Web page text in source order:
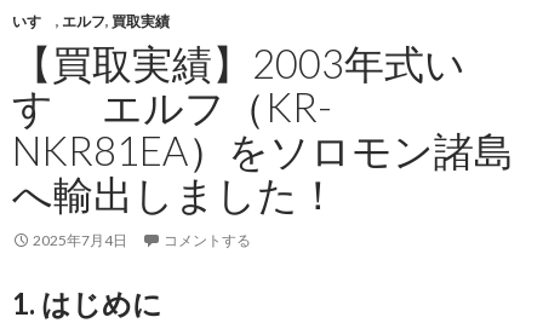
ま
し
いすゞ , エルフ, 買取実績
【買取実績】2003年式い
すゞ エルフ（KR-
NKR81EA）をソロモン諸島
へ輸出しました！
2025年7月4日 コメントする
1. はじめに